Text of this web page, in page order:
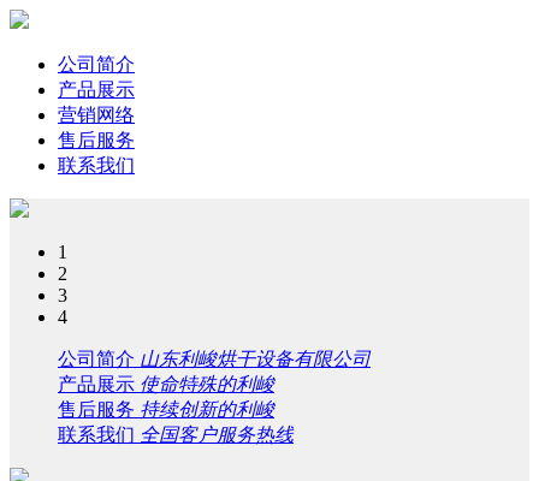
公司简介
产品展示
营销网络
售后服务
联系我们
1
2
3
4
公司简介 山东利峻烘干设备有限公司
产品展示 使命特殊的利峻
售后服务 持续创新的利峻
联系我们 全国客户服务热线